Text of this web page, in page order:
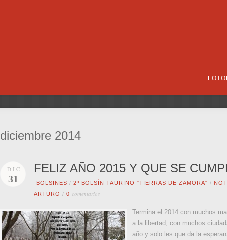
diciembre 2014
DIC
31
FELIZ AÑO 2015 Y QUE SE
BOLSINES / 2º BOLSÍN TAURINO "TIERRAS DE ZAMORA" /
ARTURO / 0 comentarios
Termina el 2014 con muchos
a la libertad, con muchos
año y solo les que da la